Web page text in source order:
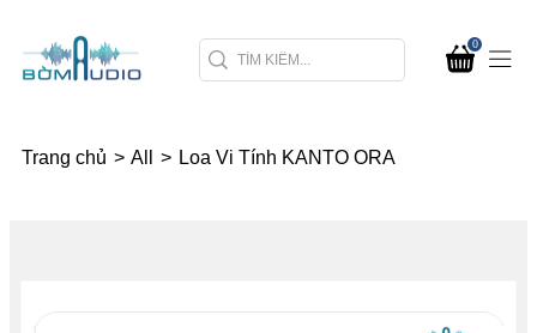
0
Trang chủ > All > Loa Vi Tính KANTO ORA